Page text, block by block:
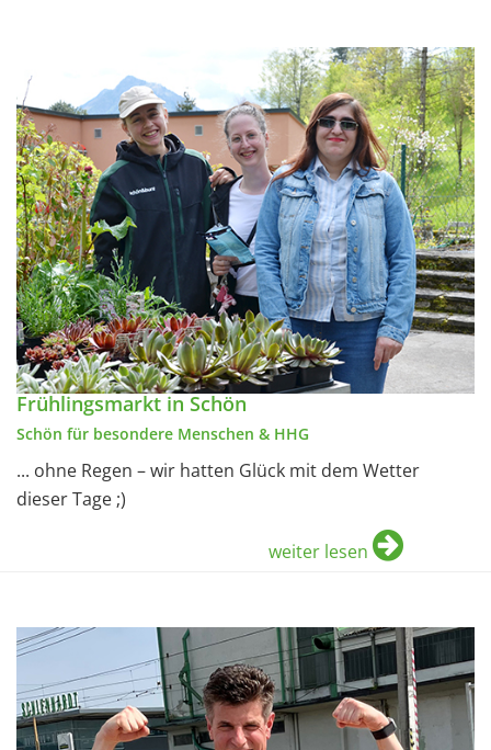
Frühlingsmarkt in Schön
Schön für besondere Menschen & HHG
... ohne Regen – wir hatten Glück mit dem Wetter
dieser Tage ;)
weiter lesen